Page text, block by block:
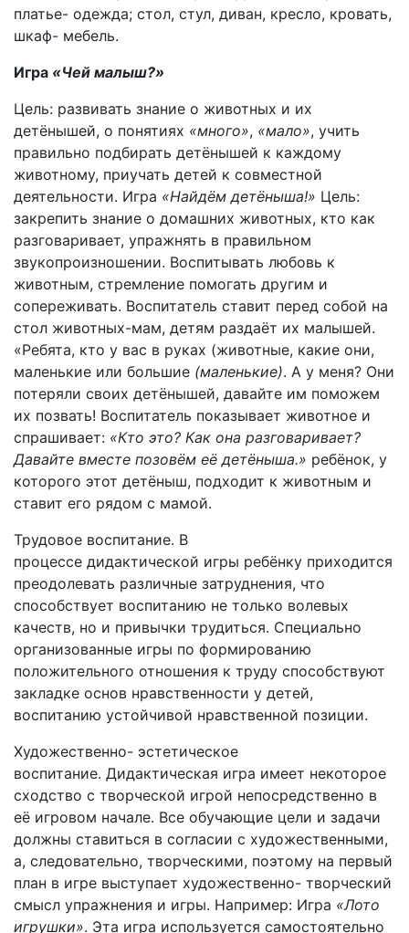
платье- одежда; стол, стул, диван, кресло, кровать,
шкаф- мебель.
Игра «Чей малыш?»
Цель: развивать знание о животных и их
детёнышей, о понятиях «много», «мало», учить
правильно подбирать детёнышей к каждому
животному, приучать детей к совместной
деятельности. Игра «Найдём детёныша!» Цель:
закрепить знание о домашних животных, кто как
разговаривает, упражнять в правильном
звукопроизношении. Воспитывать любовь к
животным, стремление помогать другим и
сопереживать. Воспитатель ставит перед собой на
стол животных-мам, детям раздаёт их малышей.
«Ребята, кто у вас в руках (животные, какие они,
маленькие или большие (маленькие). А у меня? Они
потеряли своих детёнышей, давайте им поможем
их позвать! Воспитатель показывает животное и
спрашивает: «Кто это? Как она разговаривает?
Давайте вместе позовём её детёныша.» ребёнок, у
которого этот детёныш, подходит к животным и
ставит его рядом с мамой.
Трудовое воспитание. В
процессе дидактической игры ребёнку приходится
преодолевать различные затруднения, что
способствует воспитанию не только волевых
качеств, но и привычки трудиться. Специально
организованные игры по формированию
положительного отношения к труду способствуют
закладке основ нравственности у детей,
воспитанию устойчивой нравственной позиции.
Художественно- эстетическое
воспитание. Дидактическая игра имеет некоторое
сходство с творческой игрой непосредственно в
её игровом начале. Все обучающие цели и задачи
должны ставиться в согласии с художественными,
а, следовательно, творческими, поэтому на первый
план в игре выступает художественно- творческий
смысл упражнения и игры. Например: Игра «Лото
игрушки». Эта игра используется самостоятельно